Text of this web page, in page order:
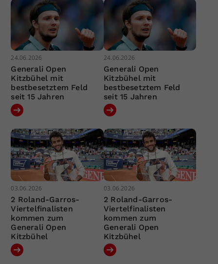
24.06.2026
Generali Open
Kitzbühel mit
bestbesetztem Feld
seit 15 Jahren
24.06.2026
Generali Open
Kitzbühel mit
bestbesetztem Feld
seit 15 Jahren
03.06.2026
2 Roland-Garros-
Viertelfinalisten
kommen zum
Generali Open
Kitzbühel
03.06.2026
2 Roland-Garros-
Viertelfinalisten
kommen zum
Generali Open
Kitzbühel